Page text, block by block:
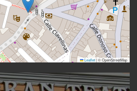
Leaflet|© OpenStreetMap